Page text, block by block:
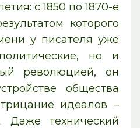
с 1850 по 1870-е
которого
у писателя уже
но и
революцией, он
общества
идеалов –
Даже технический